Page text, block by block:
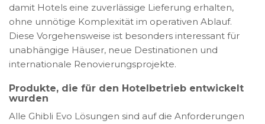
damit Hotels eine zuverlässige Lieferung erhalten,
ohne unnötige Komplexität im operativen Ablauf.
Diese Vorgehensweise ist besonders interessant für
unabhängige Häuser, neue Destinationen und
internationale Renovierungsprojekte.
Produkte, die für den Hotelbetrieb entwickelt
wurden
Alle Ghibli Evo Lösungen sind auf die Anforderungen